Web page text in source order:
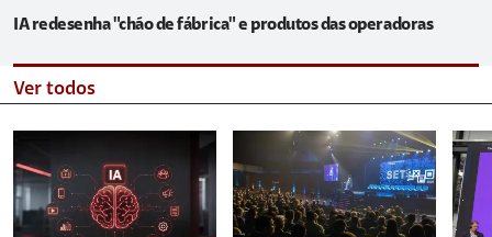
IA redesenha "chão de fábrica" e produtos das operadoras
Ver todos